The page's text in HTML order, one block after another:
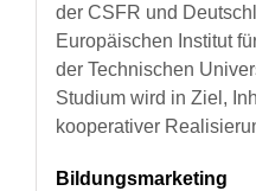
der CSFR und
Europäischen Institut
der Technischen
Studium wird in Ziel,
kooperativer
Bildungsmarketing